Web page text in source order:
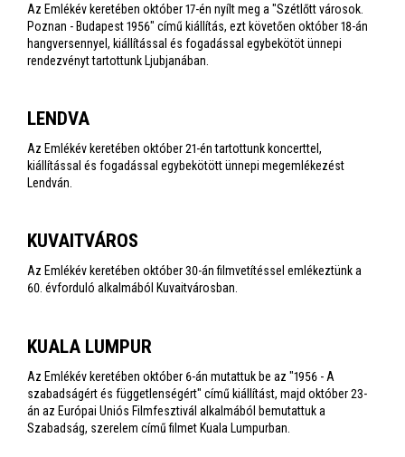
Az Emlékév keretében október 17-én nyílt meg a "Szétlőtt városok.
Poznan - Budapest 1956" című kiállítás, ezt követően október 18-án
hangversennyel, kiállítással és fogadással egybekötöt ünnepi
rendezvényt tartottunk Ljubjanában.
LENDVA
Az Emlékév keretében október 21-én tartottunk koncerttel,
kiállítással és fogadással egybekötött ünnepi megemlékezést
Lendván.
KUVAITVÁROS
Az Emlékév keretében október 30-án filmvetítéssel emlékeztünk a
60. évforduló alkalmából Kuvaitvárosban.
KUALA LUMPUR
Az Emlékév keretében október 6-án mutattuk be az "1956 - A
szabadságért és függetlenségért" című kiállítást, majd október 23-
án az Európai Uniós Filmfesztivál alkalmából bemutattuk a
Szabadság, szerelem című filmet Kuala Lumpurban.